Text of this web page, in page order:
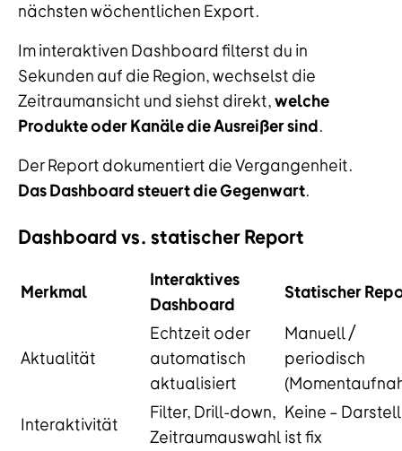
nächsten wöchentlichen Export.
Im interaktiven Dashboard filterst du in
Sekunden auf die Region, wechselst die
Zeitraumansicht und siehst direkt,welche
Produkte oder Kanäle die Ausreißer sind.
Der Report dokumentiert die Vergangenheit.
Das Dashboard steuert die Gegenwart.
Dashboard vs. statischer Report
Merkmal
Interaktives
Dashboard
Statischer
Aktualität
Echtzeit oder
automatisch
aktualisiert
Manuell /
periodisch
Interaktivität
Filter, Drill-down,
Zeitraumauswahl
Keine –
ist fix